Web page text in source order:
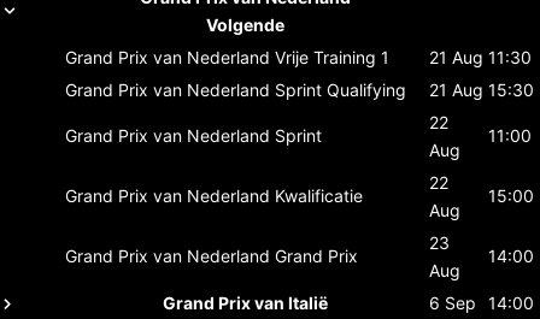
Volgende
Grand Prix van Nederland Vrije Training 1 21 Aug 11:30
Grand Prix van Nederland Sprint Qualifying 21 Aug 15:30
Grand Prix van Nederland Sprint
22
Aug
11:00
Grand Prix van Nederland Kwalificatie
22
Aug
15:00
Grand Prix van Nederland Grand Prix
23
Aug
14:00
Grand Prix van Italië 6 Sep
14:00